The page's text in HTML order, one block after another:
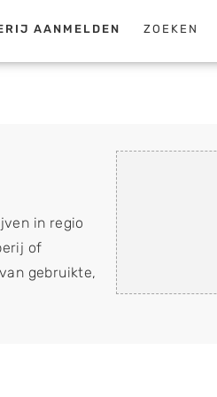
AANMELDEN ZOEKEN
in regio
of
gebruikte,